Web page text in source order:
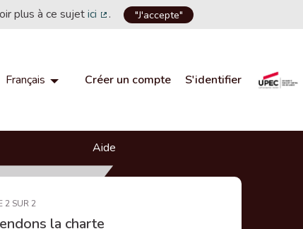
plus à ce sujetici
(Lien externe)
. "J'accepte"
Français Choisir la langueChoose language
Créer un compte S'identifier
Aide
2 SUR 2
la charte